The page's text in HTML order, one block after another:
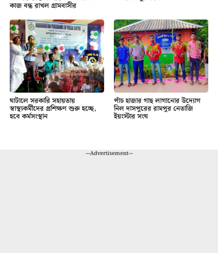
কাজ বন্ধ রাখল গ্রামবাসীর
ঘাটালে সরকারি সহায়তায়
স্বাস্থ্যকর্মীদের প্রশিক্ষণ শুরু হচ্ছে,
হবে কর্মসংস্থান
পাঁচ হাজার গাছ লাগানোর উদ্যোগ
নিল দাসপুরের রামপুর নেতাজি
ইয়ংস্টার সংঘ
---Advertisement---